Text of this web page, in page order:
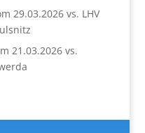
29.03.2026 vs. LHV
21.03.2026 vs.